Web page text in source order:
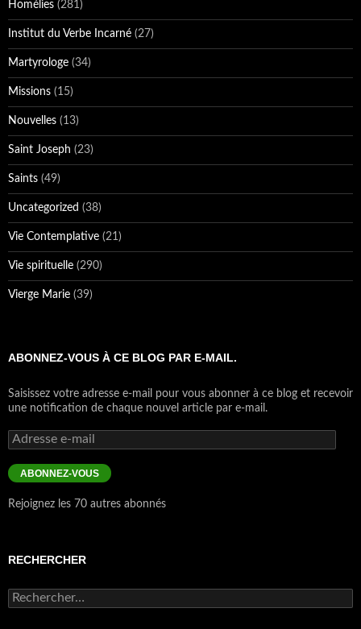
Homélies (281)
Institut du Verbe Incarné (27)
Martyrologe (34)
Missions (15)
Nouvelles (13)
Saint Joseph (23)
Saints (49)
Uncategorized (38)
Vie Contemplative (21)
Vie spirituelle (290)
Vierge Marie (39)
ABONNEZ-VOUS À CE BLOG PAR E-MAIL.
Saisissez votre adresse e-mail pour vous abonner à ce blog et recevoir
une notification de chaque nouvel article par e-mail.
Adresse
e-
mail
ABONNEZ-VOUS
Rejoignez les 70 autres abonnés
RECHERCHER
Rechercher :